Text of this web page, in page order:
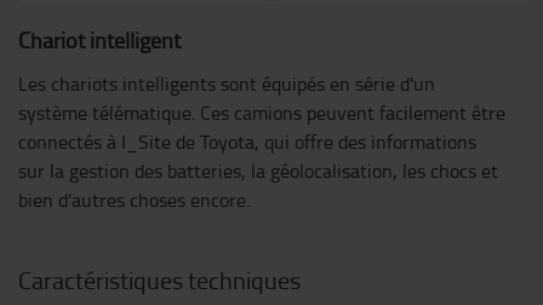
Chariot intelligent
Les chariots intelligents sont équipés en série d'un
système télématique. Ces camions peuvent facilement être
connectés à I_Site de Toyota, qui offre des informations
sur la gestion des batteries, la géolocalisation, les chocs et
bien d'autres choses encore.
Caractéristiques techniques